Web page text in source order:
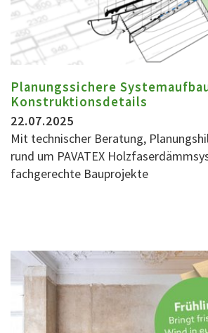
Planungssichere
Konstruktionsdetails
22.07.2025
Mit technischer Beratung,
rund um PAVATEX
fachgerechte Bauprojekte